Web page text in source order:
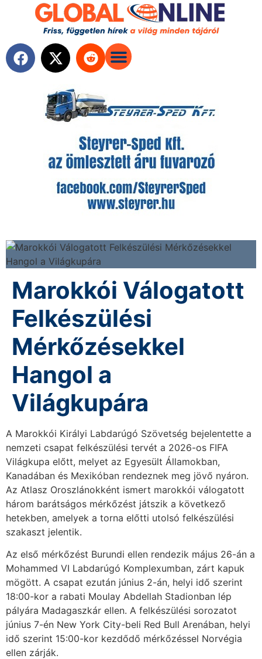
Marokkói Válogatott
Felkészülési
Mérkőzésekkel
Hangol a
Világkupára
A Marokkói Királyi Labdarúgó Szövetség bejelentette a
nemzeti csapat felkészülési tervét a 2026-os FIFA
Világkupa előtt, melyet az Egyesült Államokban,
Kanadában és Mexikóban rendeznek meg jövő nyáron.
Az Atlasz Oroszlánokként ismert marokkói válogatott
három barátságos mérkőzést játszik a következő
hetekben, amelyek a torna előtti utolsó felkészülési
szakaszt jelentik.
Az első mérkőzést Burundi ellen rendezik május 26-án a
Mohammed VI Labdarúgó Komplexumban, zárt kapuk
mögött. A csapat ezután június 2-án, helyi idő szerint
18:00-kor a rabati Moulay Abdellah Stadionban lép
pályára Madagaszkár ellen. A felkészülési sorozatot
június 7-én New York City-beli Red Bull Arenában, helyi
idő szerint 15:00-kor kezdődő mérkőzéssel Norvégia
ellen zárják.